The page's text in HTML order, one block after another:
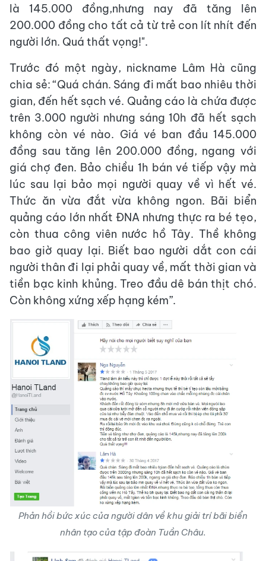
là 145.000 đồng,nhưng nay đã tăng lên
200.000 đồng cho tất cả từ trẻ con lít nhít đến
người lớn. Quá thất vọng!".
Trước đó một ngày, nickname Lâm Hà cũng
chia sẻ: “Quá chán. Sáng đi mất bao nhiêu thời
gian, đến hết sạch vé. Quảng cáo là chứa được
trên 3.000 người nhưng sáng 10h đã hết sạch
không còn vé nào. Giá vé ban đầu 145.000
đồng sau tăng lên 200.000 đồng, ngang với
giá chợ đen. Bảo chiều 1h bán vé tiếp vậy mà
lúc sau lại bảo mọi người quay về vì hết vé.
Thức ăn vừa đắt vừa không ngon. Bãi biển
quảng cáo lớn nhất ĐNA nhưng thực ra bé tẹo,
còn thua công viên nước hồ Tây. Thề không
bao giờ quay lại. Biết bao người dắt con cái
người thân đi lại phải quay về, mất thời gian và
tiền bạc kinh khủng. Treo đầu dê bán thịt chó.
Còn không xứng xếp hạng kém”.
Phản hồi bức xúc của người dân về khu giải trí bãi biển
nhân tạo của tập đoàn Tuần Châu.